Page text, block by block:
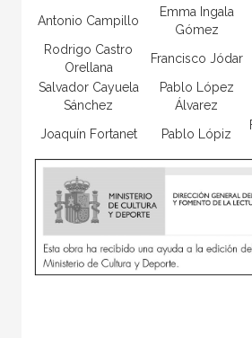
Antonio Campillo
Emma Ingala
Gómez
Rodrigo Castro
Orellana
Francisco Jódar
Salvador Cayuela
Sánchez
Pablo López
Álvarez
Joaquín Fortanet
Pablo Lópiz